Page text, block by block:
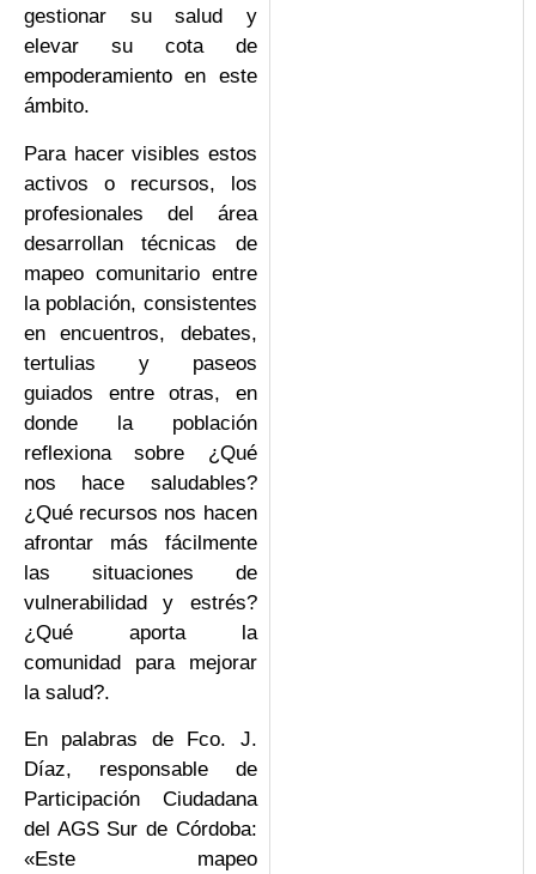
gestionar su salud y
elevar su cota de
empoderamiento en este
ámbito.
Para hacer visibles estos
activos o recursos, los
profesionales del área
desarrollan técnicas de
mapeo comunitario entre
la población, consistentes
en encuentros, debates,
tertulias y paseos
guiados entre otras, en
donde la población
reflexiona sobre ¿Qué
nos hace saludables?
¿Qué recursos nos hacen
afrontar más fácilmente
las situaciones de
vulnerabilidad y estrés?
¿Qué aporta la
comunidad para mejorar
la salud?.
En palabras de Fco. J.
Díaz, responsable de
Participación Ciudadana
del AGS Sur de Córdoba:
«Este mapeo